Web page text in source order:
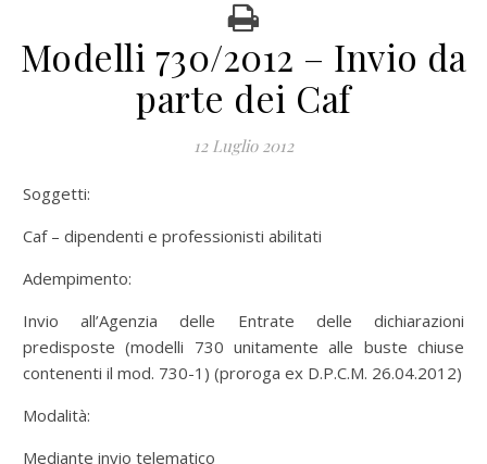
Modelli 730/2012 – Invio da
parte dei Caf
12 Luglio 2012
Soggetti:
Caf – dipendenti e professionisti abilitati
Adempimento:
Invio all’Agenzia delle Entrate delle dichiarazioni
predisposte (modelli 730 unitamente alle buste chiuse
contenenti il mod. 730-1) (proroga ex D.P.C.M. 26.04.2012)
Modalità:
Mediante invio telematico